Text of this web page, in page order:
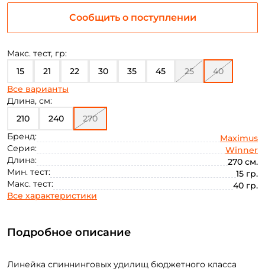
Макс. тест, гр:
15
21 22 30 35 45 25 40
50
Все варианты
Длина, см:
210
240
270
Бренд:
Maximus
Серия:
Winner
Длина:
270 см.
Мин. тест:
15 гр.
Макс. тест:
40 гр.
Все характеристики
Сообщить о поступлении
Подробное описание
Линейка спиннинговых удилищ бюджетного класса